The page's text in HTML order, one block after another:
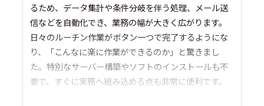
るため、データ集計や条件分岐を伴う処理、メール送
信などを自動化でき、業務の幅が大きく広がります。
日々のルーチン作業がボタン一つで完了するようにな
り、「こんなに楽に作業ができるのか」と驚きまし
た。特別なサーバー構築やソフトのインストールも不
要で、すぐに実務へ組み込める点も非常に便利です。